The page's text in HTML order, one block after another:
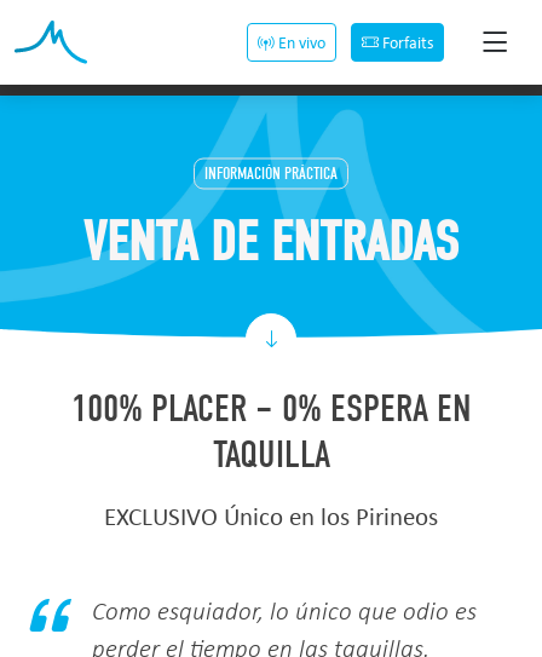
En vivo Forfaits
INFORMACIÓN PRÁCTICA
VENTA DE ENTRADAS
100% PLACER – 0% ESPERA EN
TAQUILLA
EXCLUSIVO Único en los Pirineos
Como esquiador, lo único que odio es
perder el tiempo en las taquillas.